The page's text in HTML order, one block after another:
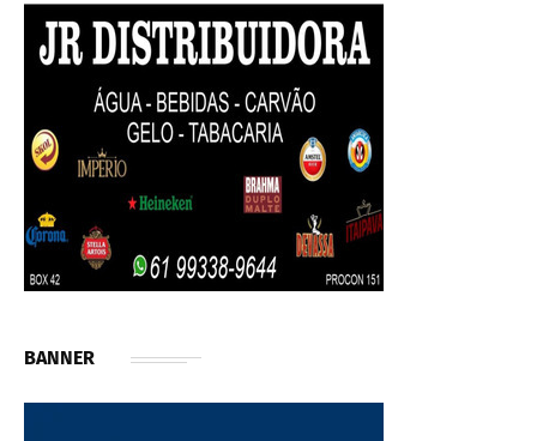
BANNER